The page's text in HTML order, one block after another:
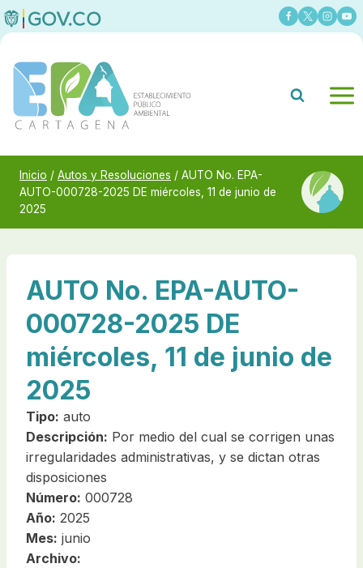
Saltar
al
Inicio / Autos y Resoluciones / AUTO No. EPA-
AUTO-000728-2025 DE miércoles, 11 de junio de
2025
AUTO No. EPA-AUTO-
000728-2025 DE
miércoles, 11 de junio de
2025
Tipo: auto
Descripción: Por medio del cual se corrigen unas
irregularidades administrativas, y se dictan otras
disposiciones
Número: 000728
Año: 2025
Mes: junio
Archivo: